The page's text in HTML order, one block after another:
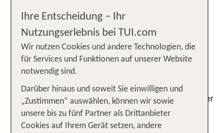
2. Allgemeine
Einlösebedingungen
2. Allgemeine Einlösebedingungen:
Der TUI Coupon reduziert im Buchungszeitraum
vom30.07.2026 bis 16.09.2026den Reisepreis der
gewünschten Reise bei Erfüllung aller
nachstehenden Bedingungen:
Ihre Entscheidung – Ihr
Nutzungserlebnis bei TUI.com
Wir nutzen Cookies und andere Technologien, die
für Services und Funktionen auf unserer Website
notwendig sind.
Darüber hinaus und soweit Sie einwilligen und
„Zustimmen“ auswählen, können wir sowie
unsere bis zu fünf Partner als Drittanbieter
Cookies auf Ihrem Gerät setzen, andere